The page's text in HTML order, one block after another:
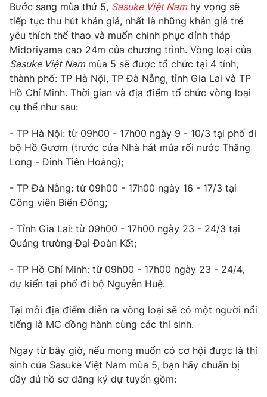
Nhân vật
Khán giả
Giải sao mai
Âm nhạc
Sao
Đời sống
Du lịch
Làm đẹp
Chất lượng cuộc sống
Giáo dục
Tuyển sinh
Học trực tuyến
Công nghệ
Hitech Công nghệ tương lai
Sản phẩm
Thị trường
Giao lưu trực tuyến
Lịch phát sóng
Chuyên mục khác
Photo Infographic
Video Shorts video
VTV Money VTV Thể thao
VTV Sức khoẻ Bất động sản
Thị trường 24h Tấm lòng Việt
Bước sang mùa thứ 5, Sasuke Việt Namhy vọng sẽ
tiếp tục thu hút khán giả, nhất là những khán giả trẻ
yêu thích thể thao và muốn chinh phục đỉnh tháp
Midoriyama cao 24m của chương trình. Vòng loại của
Sasuke Việt Nammùa 5 sẽ được tổ chức tại 4 tỉnh,
thành phố: TP Hà Nội, TP Đà Nẵng, tỉnh Gia Lai và TP
Hồ Chí Minh. Thời gian và địa điểm tổ chức vòng loại
cụ thể như sau:
- TP Hà Nội: từ 09h00 - 17h00 ngày 9 - 10/3 tại phố đi
bộ Hồ Gươm (trước cửa Nhà hát múa rối nước Thăng
Long - Đinh Tiên Hoàng);
- TP Đà Nẵng: từ 09h00 - 17h00 ngày 16 - 17/3 tại
Công viên Biển Đông;
- Tỉnh Gia Lai: từ 09h00 - 17h00 ngày 23 - 24/3 tại
Quảng trường Đại Đoàn Kết;
- TP Hồ Chí Minh: từ 09h00 - 17h00 ngày 23 - 24/4,
dự kiến tại phố đi bộ Nguyễn Huệ.
Tại mỗi địa điểm diễn ra vòng loại sẽ có một người nổi
tiếng là MC đồng hành cùng các thí sinh.
Ngay từ bây giờ, nếu mong muốn có cơ hội được là thí
sinh của Sasuke Việt Nam mùa 5, bạn hãy chuẩn bị
đầy đủ hồ sơ đăng ký dự tuyển gồm: